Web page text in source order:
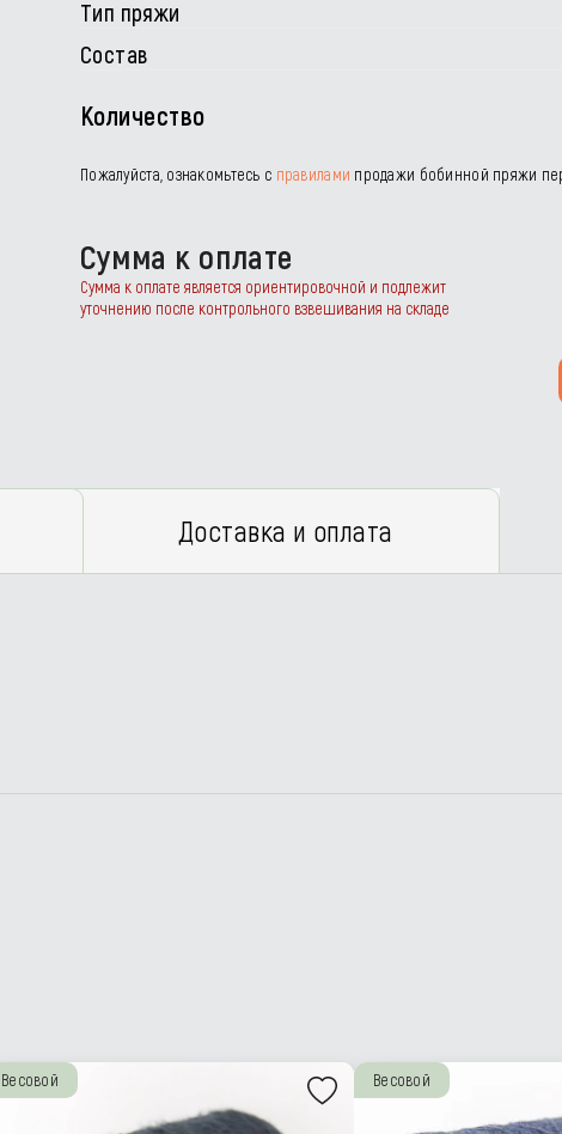
Тип пряжи
Состав
Количество
Пожалуйста, ознакомьтесь с правилами продажи бобинной пряжи
Сумма к оплате
Сумма к оплате является ориентировочной и подлежит
уточнению после контрольного взвешивания на складе
Доставка и оплата
Весовой Весовой